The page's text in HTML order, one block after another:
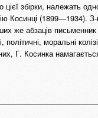
збірки, належать
Косинці (1899―1934).
же абзаців
політичні, моральні
Г. Косинка